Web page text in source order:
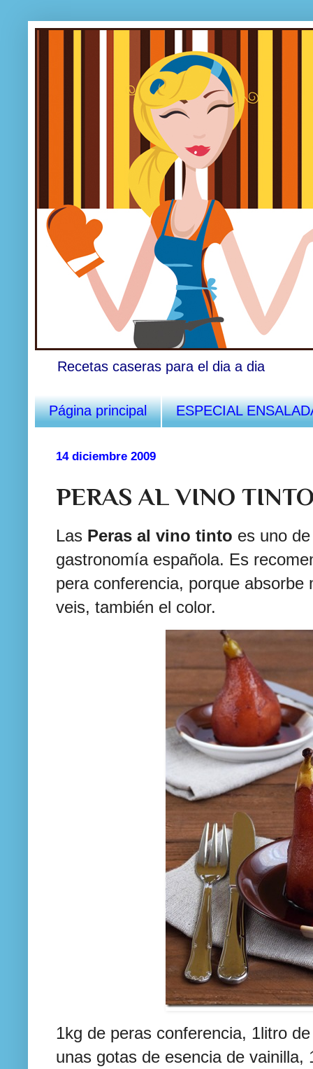
Recetas caseras para el dia a dia
Página principal ESPECIAL
14 diciembre 2009
PERAS AL VINO
Las Peras al vino tinto es uno
gastronomía española. Es
pera conferencia, porque
veis, también el color.
1kg de peras conferencia, 1litro
unas gotas de esencia de vainilla,